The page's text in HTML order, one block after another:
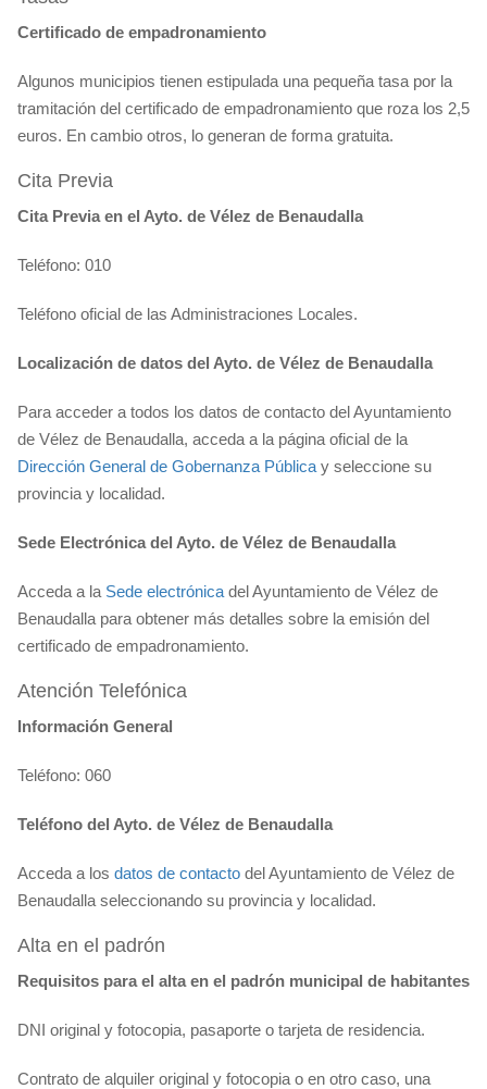
Certificado de empadronamiento
Algunos municipios tienen estipulada una pequeña tasa por la
tramitación del certificado de empadronamiento que roza los 2,5
euros. En cambio otros, lo generan de forma gratuita.
Cita Previa
Cita Previa en el Ayto. de Vélez de Benaudalla
Teléfono: 010
Teléfono oficial de las Administraciones Locales.
Localización de datos del Ayto. de Vélez de Benaudalla
Para acceder a todos los datos de contacto del Ayuntamiento
de Vélez de Benaudalla, acceda a la página oficial de la
Dirección General de Gobernanza Pública y seleccione su
provincia y localidad.
Sede Electrónica del Ayto. de Vélez de Benaudalla
Acceda a la Sede electrónica del Ayuntamiento de Vélez de
Benaudalla para obtener más detalles sobre la emisión del
certificado de empadronamiento.
Atención Telefónica
Información General
Teléfono: 060
Teléfono del Ayto. de Vélez de Benaudalla
Acceda a los datos de contacto del Ayuntamiento de Vélez de
Benaudalla seleccionando su provincia y localidad.
Alta en el padrón
Requisitos para el alta en el padrón municipal de habitantes
DNI original y fotocopia, pasaporte o tarjeta de residencia.
Contrato de alquiler original y fotocopia o en otro caso, una